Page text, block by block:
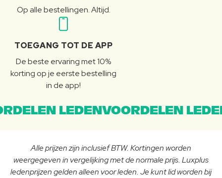
Op alle bestellingen. Altijd.
TOEGANG TOT DE APP
De beste ervaring met 10%
korting op je eerste bestelling
in de app!
LEDENVOORDELEN
Alle prijzen zijn inclusief BTW. Kortingen worden
weergegeven in vergelijking met de normale prijs. Luxplus
ledenprijzen gelden alleen voor leden. Je kunt lid worden bij